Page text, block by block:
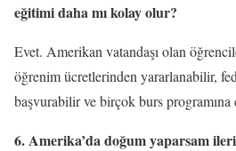
eğitimi daha mı kolay olur?
Evet. Amerikan vatandaşı olan
öğrenim ücretlerinden yararlanabilir,
başvurabilir ve birçok burs programına
6. Amerika’da doğum yaparsam